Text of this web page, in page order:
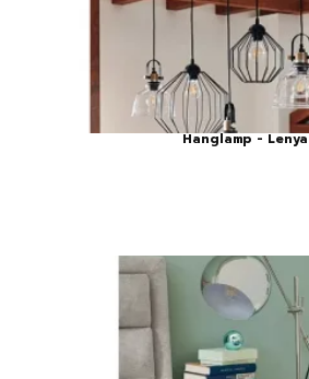
Hanglamp - Lenya